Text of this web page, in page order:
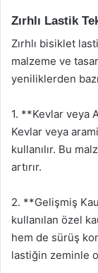
Zırhlı Lastik
Zırhlı bisiklet
malzeme ve
yeniliklerden
1. **Kevlar veya
Kevlar veya
kullanılır. Bu
artırır.
2. **Gelişmiş
kullanılan özel
hem de sürüş
lastiğin zeminle